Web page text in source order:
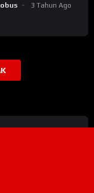
3 Tahun Ago